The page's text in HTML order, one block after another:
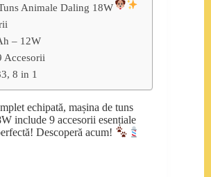
Animale Daling 18W
– 12W
Accesorii
8 in 1
echipată, mașina de tuns
include 9 accesorii esențiale
Descoperă acum!